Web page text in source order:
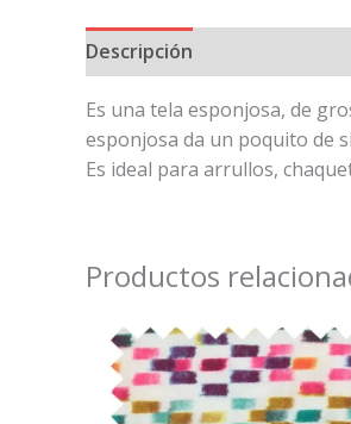
Descripción
Es una tela esponjosa, de
esponjosa da un poquito de
Es ideal para arrullos,
Productos